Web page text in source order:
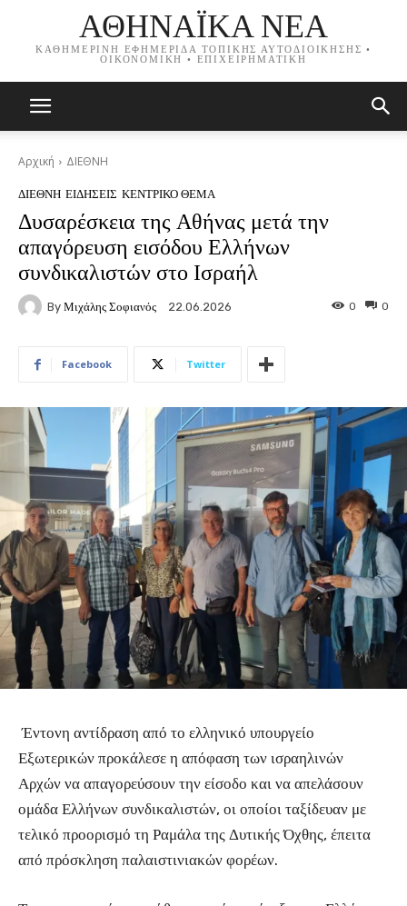
ΑΘΗΝΑΪΚΑ ΝΕΑ
ΚΑΘΗΜΕΡΙΝΗ ΕΦΗΜΕΡΙΔΑ ΤΟΠΙΚΗΣ ΑΥΤΟΔΙΟΙΚΗΣΗΣ •
ΟΙΚΟΝΟΜΙΚΗ • ΕΠΙΧΕΙΡΗΜΑΤΙΚΗ
Αρχική ΔΙΕΘΝΗ
ΔΙΕΘΝΗ ΕΙΔΗΣΕΙΣ ΚΕΝΤΡΙΚΟ ΘΕΜΑ
Δυσαρέσκεια της Αθήνας μετά την
απαγόρευση εισόδου Ελλήνων
συνδικαλιστών στο Ισραήλ
By Μιχάλης Σοφιανός 22.06.2026 0
0
Facebook Twitter
Έντονη αντίδραση από το ελληνικό υπουργείο
Εξωτερικών προκάλεσε η απόφαση των ισραηλινών
Αρχών να απαγορεύσουν την είσοδο και να απελάσουν
ομάδα Ελλήνων συνδικαλιστών, οι οποίοι ταξίδευαν με
τελικό προορισμό τη Ραμάλα της Δυτικής Όχθης, έπειτα
από πρόσκληση παλαιστινιακών φορέων.